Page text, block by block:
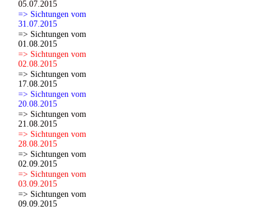
05.07.2015
=> Sichtungen vom
31.07.2015
=> Sichtungen vom
01.08.2015
=> Sichtungen vom
02.08.2015
=> Sichtungen vom
17.08.2015
=> Sichtungen vom
20.08.2015
=> Sichtungen vom
21.08.2015
=> Sichtungen vom
28.08.2015
=> Sichtungen vom
02.09.2015
=> Sichtungen vom
03.09.2015
=> Sichtungen vom
09.09.2015